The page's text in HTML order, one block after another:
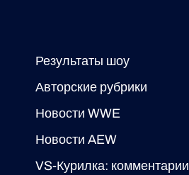
Результаты шоу
Авторские рубрики
Новости WWE
Новости AEW
VS-Курилка: комментарии